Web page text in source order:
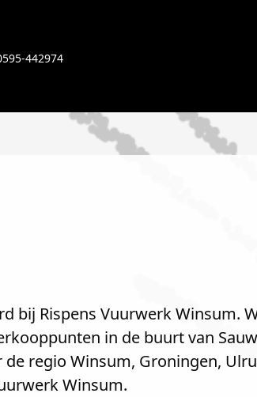
442974
bij Rispens Vuurwerk Winsum.
in de buurt van
regio Winsum, Groningen,
Winsum.